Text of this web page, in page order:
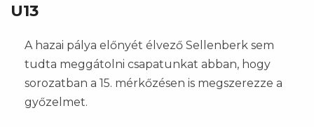
U13
A hazai pálya előnyét élvező Sellenberk sem
tudta meggátolni csapatunkat abban, hogy
sorozatban a 15. mérkőzésen is megszerezze a
győzelmet.